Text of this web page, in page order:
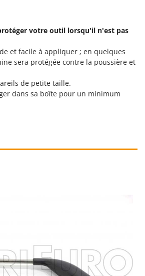
votre outil lorsqu'il n'est pas
et facile à appliquer ; en quelques
sera protégée contre la poussière et
de petite taille.
dans sa boîte pour un minimum